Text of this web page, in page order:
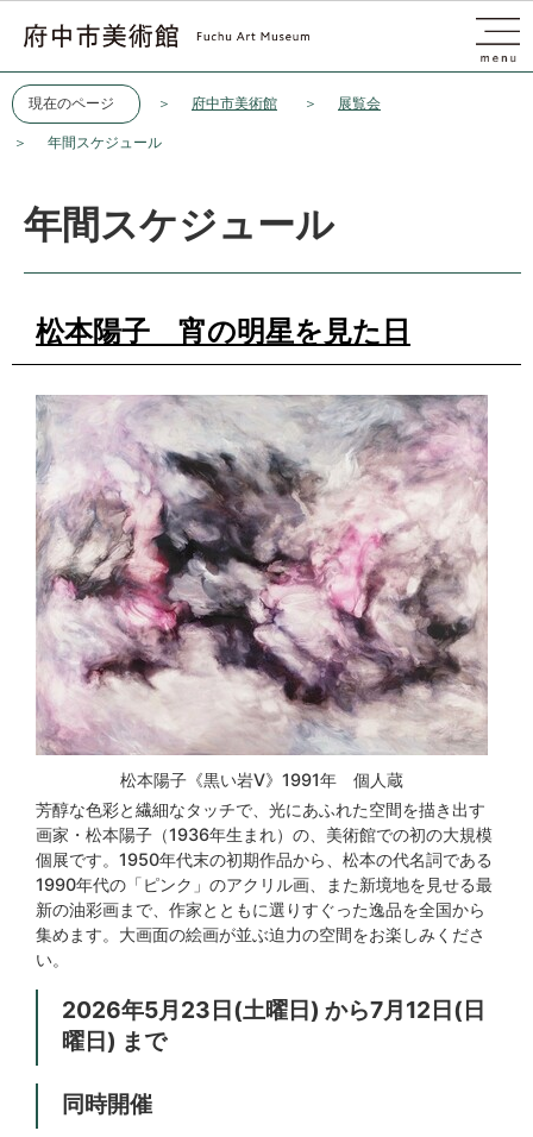
現在のページ 府中市美術館 展覧会
年間スケジュール
年間スケジュール
松本陽子 宵の明星を見た日
松本陽子《黒い岩V》1991年 個人蔵
芳醇な色彩と繊細なタッチで、光にあふれた空間を描き出す
画家・松本陽子（1936年生まれ）の、美術館での初の大規模
個展です。1950年代末の初期作品から、松本の代名詞である
1990年代の「ピンク」のアクリル画、また新境地を見せる最
新の油彩画まで、作家とともに選りすぐった逸品を全国から
集めます。大画面の絵画が並ぶ迫力の空間をお楽しみくださ
い。
2026年5月23日(土曜日) から7月12日(日
曜日) まで
同時開催